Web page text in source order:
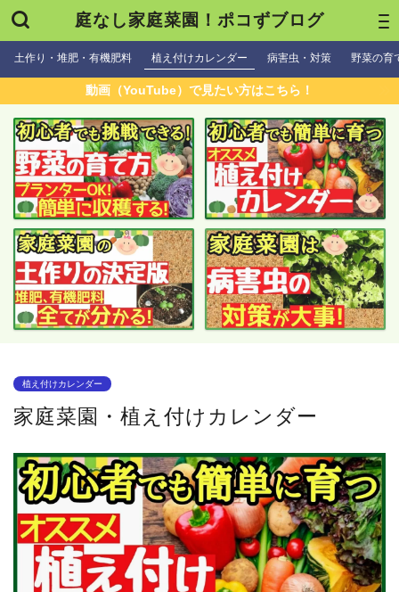
庭なし家庭菜園！ポコずブログ
土作り・堆肥・有機肥料 植え付けカレンダー 病害虫・対策 野菜の育
動画（YouTube）で見たい方はこちら！
植え付けカレンダー
家庭菜園・植え付けカレンダー